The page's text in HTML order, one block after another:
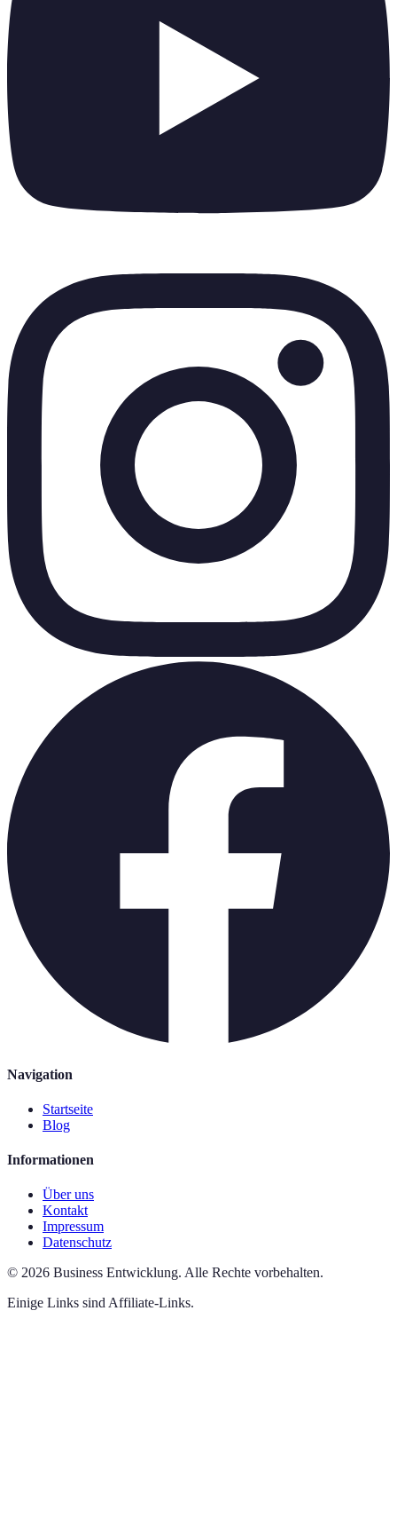
Navigation
Startseite
Blog
Informationen
Über uns
Kontakt
Impressum
Datenschutz
© 2026 Business Entwicklung. Alle Rechte vorbehalten.
Einige Links sind Affiliate-Links.